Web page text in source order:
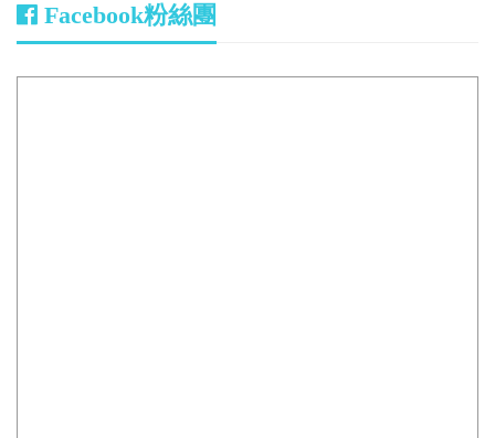
Facebook粉絲團